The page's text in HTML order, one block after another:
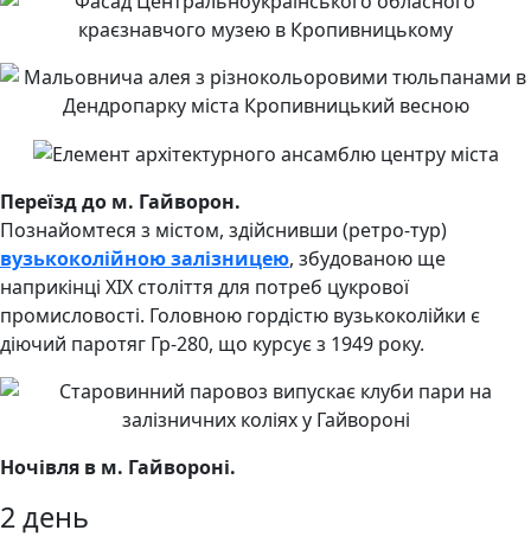
Переїзд до м. Гайворон.
Познайомтеся з містом, здійснивши (ретро-тур)
вузькоколійною залізницею, збудованою ще
наприкінці ХІХ століття для потреб цукрової
промисловості. Головною гордістю вузькоколійки є
діючий паротяг Гр-280, що курсує з 1949 року.
Ночівля в м. Гайвороні.
2 день